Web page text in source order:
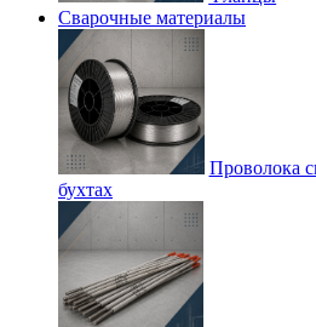
Сварочные материалы
Проволока
бухтах